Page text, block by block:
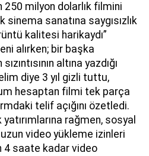
250 milyon dolarlık filmini
sinema sanatına saygısızlık
kalitesi harikaydı”
alırken; bir başka
altına yazdığı
diye 3 yıl gizli tuttu,
hesaptan filmi tek parça
telif açığını özetledi.
rağmen, sosyal
video yükleme izinleri
4 saate kadar video